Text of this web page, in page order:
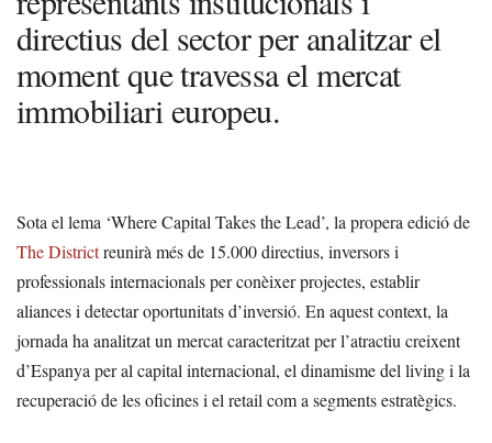
directius del sector per analitzar el
moment que travessa el mercat
immobiliari europeu.
Sota el lema ‘Where Capital Takes the Lead’, la propera edició de
The Districtreunirà més de 15.000 directius, inversors i
professionals internacionals per conèixer projectes, establir
aliances i detectar oportunitats d’inversió. En aquest context, la
jornada ha analitzat un mercat caracteritzat per l’atractiu creixent
d’Espanya per al capital internacional, el dinamisme del living i la
recuperació de les oficines i el retail com a segments estratègics.